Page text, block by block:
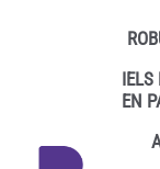
Aller au contenu
IELS
EN